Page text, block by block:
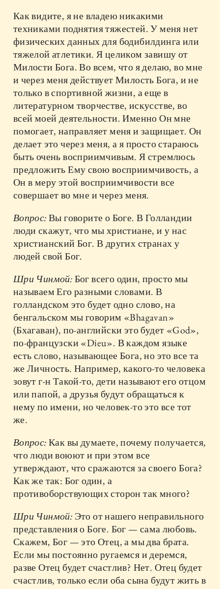
Как видите, я не владею никакими
техниками поднятия тяжестей. У меня нет
физических данных для бодибилдинга или
тяжелой атлетики. Я целиком завишу от
Милости Бога. Во всем, что я делаю, во мне
и через меня действует Милость Бога, и не
только в спортивной жизни, а еще в
литературном творчестве, искусстве, во
всей моей деятельности. Именно Он мне
помогает, направляет меня и защищает. Он
делает это через меня, а я просто стараюсь
быть очень восприимчивым. Я стремлюсь
предложить Ему свою восприимчивость, а
Он в меру этой восприимчивости все
совершает во мне и через меня.
Вопрос:Вы говорите о Боге. В Голландии
люди скажут, что мы христиане, и у нас
христианский Бог. В других странах у
людей свой Бог.
Шри Чинмой:Бог всего один, просто мы
называем Его разными словами. В
голландском это будет одно слово, на
бенгальском мы говорим «Bhagavan»
(Бхагаван), по-английски это будет «God»,
по-французски «Dieu». В каждом языке
есть слово, называющее Бога, но это все та
же Личность. Например, какого-то человека
зовут г-н Такой-то, дети называют его отцом
или папой, а друзья будут обращаться к
нему по имени, но человек-то это все тот
же.
Вопрос:Как вы думаете, почему получается,
что люди воюют и при этом все
утверждают, что сражаются за своего Бога?
Как же так: Бог один, а
противоборствующих сторон так много?
Шри Чинмой: Это от нашего неправильного
представления о Боге. Бог — сама любовь.
Скажем, Бог — это Отец, а мы два брата.
Если мы постоянно ругаемся и деремся,
разве Отец будет счастлив? Нет. Отец будет
счастлив, только если оба сына будут жить в